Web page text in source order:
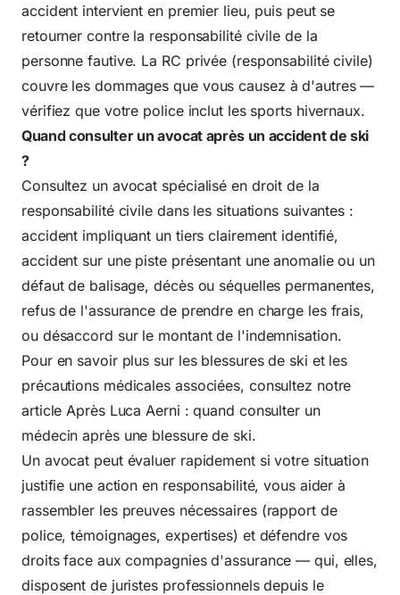
accident intervient en premier lieu, puis peut se
retourner contre la responsabilité civile de la
personne fautive. La RC privée (responsabilité civile)
couvre les dommages que vous causez à d'autres —
vérifiez que votre police inclut les sports hivernaux.
Quand consulter un avocat après un accident de ski
?
Consultez un avocat spécialisé en droit de la
responsabilité civile dans les situations suivantes :
accident impliquant un tiers clairement identifié,
accident sur une piste présentant une anomalie ou un
défaut de balisage, décès ou séquelles permanentes,
refus de l'assurance de prendre en charge les frais,
ou désaccord sur le montant de l'indemnisation.
Pour en savoir plus sur les blessures de ski et les
précautions médicales associées, consultez notre
article Après Luca Aerni : quand consulter un
médecin après une blessure de ski.
Un avocat peut évaluer rapidement si votre situation
justifie une action en responsabilité, vous aider à
rassembler les preuves nécessaires (rapport de
police, témoignages, expertises) et défendre vos
droits face aux compagnies d'assurance — qui, elles,
disposent de juristes professionnels depuis le